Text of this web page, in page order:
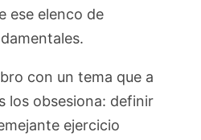
ese elenco de
con un tema que a
los obsesiona: definir
ejercicio